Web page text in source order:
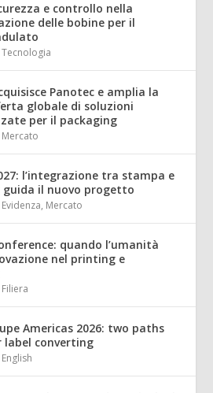
e controllo nella
delle bobine per il
Tecnologia
Panotec e amplia la
globale di soluzioni
per il packaging
Mercato
l’integrazione tra stampa e
guida il nuovo progetto
Evidenza, Mercato
quando l’umanità
nel printing e
Filiera
Americas 2026: two paths
converting
English